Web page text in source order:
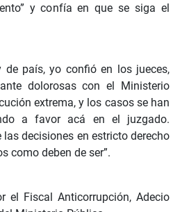
y confía en que se siga el
de país, yo confió en los jueces,
dolorosas con el Ministerio
extrema, y los casos se han
a favor acá en el juzgado.
decisiones en estricto derecho
como deben de ser”.
el Fiscal Anticorrupción, Adecio